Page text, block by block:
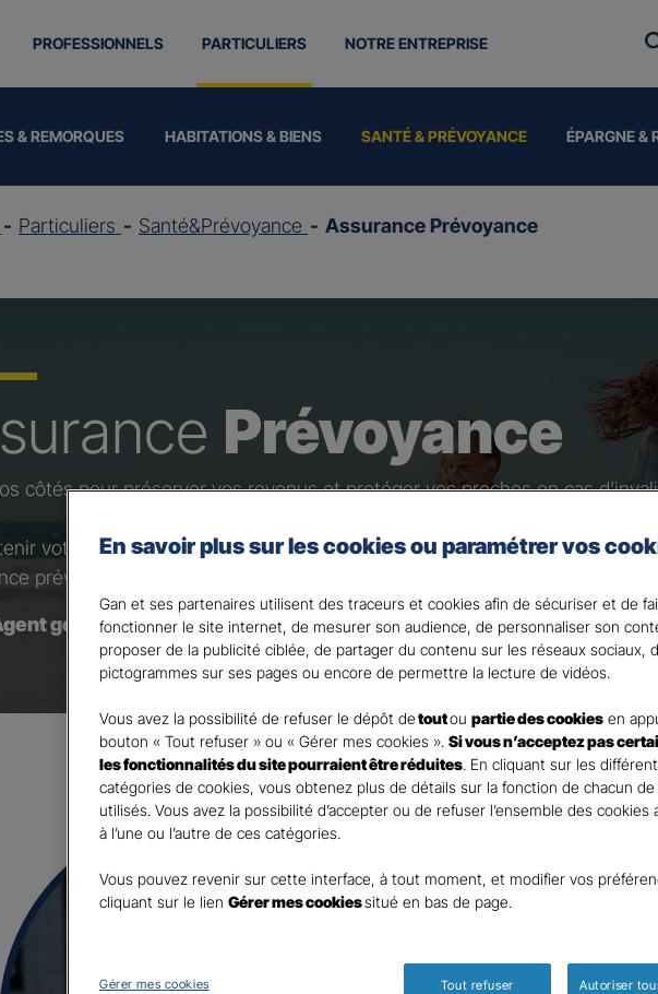
PROFESSIONNELS PARTICULIERS
& REMORQUES HABITATIONS & BIENS SANTÉ & PRÉVOYANCE ÉPARGNE &
NOTRE ENTREPRISE
Particuliers Santé&Prévoyance Assurance Prévoyance
Prévoyance
côtés pour préserver vos revenus et protéger vos proches en cas
votre niveau de vie et celui de vos proches en cas de coup dur fait
prévoyance est la solution.
général est à votre disposition pour répondre à toutes vos
Parole
d’expert !
En savoir plus sur les cookies ou paramétrer vos
Gan et ses partenaires utilisent des traceurs et cookies afin de sécuriser et de
fonctionner le site internet, de mesurer son audience, de personnaliser son
proposer de la publicité ciblée, de partager du contenu sur les réseaux sociaux,
pictogrammes sur ses pages ou encore de permettre la lecture de vidéos.
Vous avez la possibilité de refuser le dépôt detoutou partie des cookies en
bouton « Tout refuser » ou « Gérer mes cookies ». Si vous n’acceptez pas
les fonctionnalités du site pourraient être réduites. En cliquant sur les
catégories de cookies, vous obtenez plus de détails sur la fonction de chacun
utilisés. Vous avez la possibilité d’accepter ou de refuser l’ensemble des cookies
à l’une ou l’autre de ces catégories.
Vous pouvez revenir sur cette interface, à tout moment, et modifier vos
cliquant sur le lien Gérer mes cookiessitué en bas de page.
Gérer mes cookies Tout refuser Autoriser